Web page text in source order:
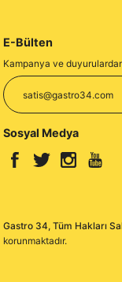
E-Bülten
Kampanya ve
Sosyal Medya
Gastro 34, Tüm Hakları
korunmaktadır.